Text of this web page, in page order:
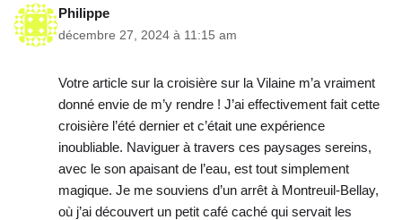
Philippe
décembre 27, 2024 à 11:15 am
Votre article sur la croisière sur la Vilaine m’a vraiment
donné envie de m’y rendre ! J’ai effectivement fait cette
croisière l’été dernier et c’était une expérience
inoubliable. Naviguer à travers ces paysages sereins,
avec le son apaisant de l’eau, est tout simplement
magique. Je me souviens d’un arrêt à Montreuil-Bellay,
où j’ai découvert un petit café caché qui servait les